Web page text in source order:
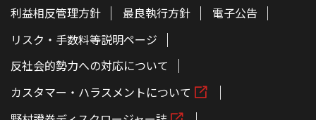
利益相反管理方針
最良執行方針
電子公告
リスク・手数料等説明ページ
反社会的勢力への対応について
カスタマー・ハラスメントについて